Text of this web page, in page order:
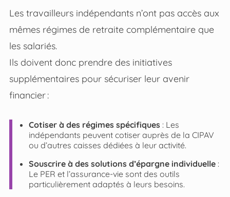
Les travailleurs indépendants n’ont pas accès aux
mêmes régimes de retraite complémentaire que
les salariés.
Ils doivent donc prendre des initiatives
supplémentaires pour sécuriser leur avenir
financier :
Cotiser à des régimes spécifiques: Les
indépendants peuvent cotiser auprès de la CIPAV
ou d’autres caisses dédiées à leur activité.
Souscrire à des solutions d’épargne individuelle:
Le PER et l’assurance-vie sont des outils
particulièrement adaptés à leurs besoins.